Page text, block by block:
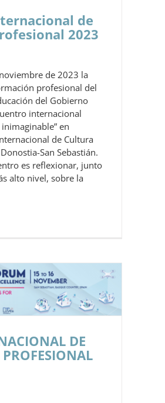
de
2023
de 2023 la
profesional del
del Gobierno
internacional
en
de Cultura
San Sebastián.
es reflexionar, junto
alto nivel, sobre la
DE